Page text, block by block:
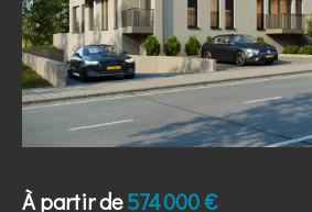
À partir de574 000 €